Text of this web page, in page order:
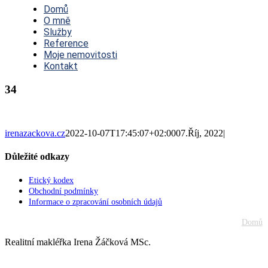
NavigationDomů
O mně
Služby
Reference
Moje nemovitosti
Kontakt
34
irenazackova.cz2022-10-07T17:45:07+02:0007.Říj, 2022|
Důležité odkazy
Etický kodex
Obchodní podmínky
Informace o zpracování osobních údajů
Domů
Realitní makléřka Irena Žáčková MSc.